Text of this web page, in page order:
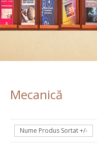
Mecanică
Nume Produs Sortat +/-